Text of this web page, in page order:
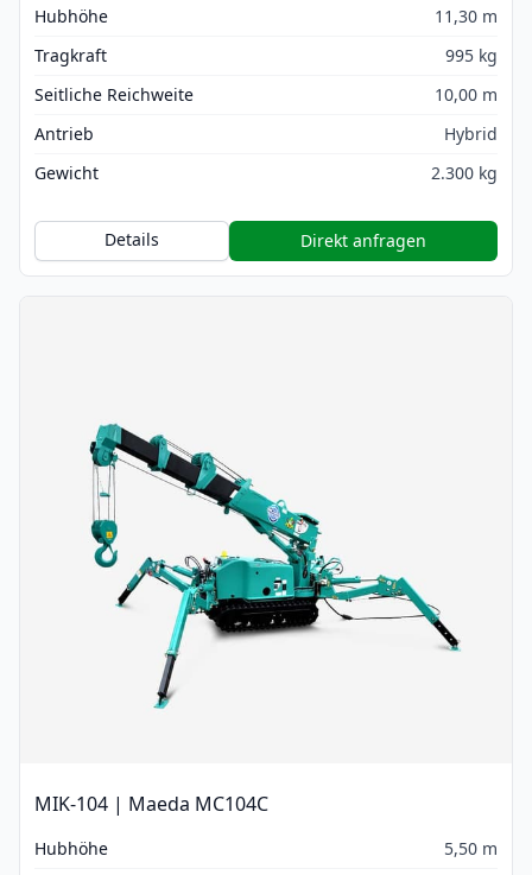
Hubhöhe
11,30 m
Tragkraft
995 kg
Seitliche Reichweite
10,00 m
Antrieb
Hybrid
Gewicht
2.300 kg
Details Direkt anfragen
MIK-104 | Maeda MC104C
Hubhöhe
5,50 m